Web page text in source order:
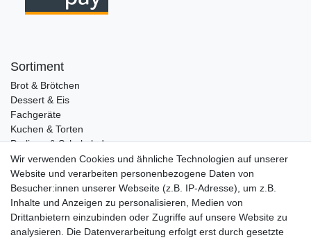
Sortiment
Brot & Brötchen
Dessert & Eis
Fachgeräte
Kuchen & Torten
Pralinen & Schokolade
Lebensmittel
Gutscheine
Informationen
Zahlungsarten
Versandkosten
Wir verwenden Cookies und ähnliche Technologien auf unserer
Website und verarbeiten personenbezogene Daten von
Besucher:innen unserer Webseite (z.B. IP-Adresse), um z.B.
Inhalte und Anzeigen zu personalisieren, Medien von
Drittanbietern einzubinden oder Zugriffe auf unsere Website zu
analysieren. Die Datenverarbeitung erfolgt erst durch gesetzte